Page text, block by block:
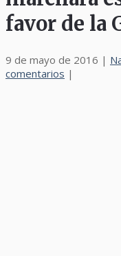
favor de la
9 de mayo de 2016 |
comentarios |